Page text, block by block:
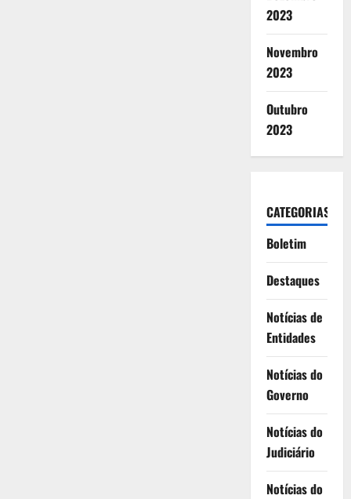
2023
Novembro
2023
Outubro
2023
CATEGORIAS
Boletim
Destaques
Notícias de
Entidades
Notícias do
Governo
Notícias do
Judiciário
Notícias do